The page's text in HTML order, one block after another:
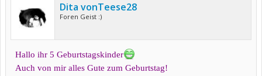
Dita vonTeese28
Foren Geist :)
Hallo ihr 5 Geburtstagskinder
Auch von mir alles Gute zum Geburtstag!